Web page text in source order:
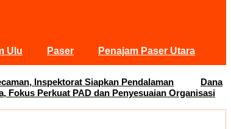
Ulu Paser Penajam Paser Utara
Inspektorat Siapkan Pendalaman
Dana
Fokus Perkuat PAD dan Penyesuaian Organisasi